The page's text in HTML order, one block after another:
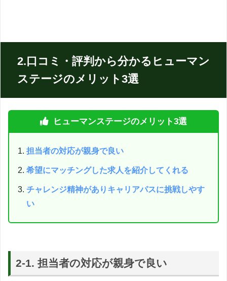
2.口コミ・評判から分かるヒューマン
ステージのメリット3選
ヒューマンステージのメリット3選
担当者の対応が親身で良い
希望にマッチングした求人を紹介してくれる
チャレンジ精神がありキャリアパスに挑戦しやす
い
2-1. 担当者の対応が親身で良い